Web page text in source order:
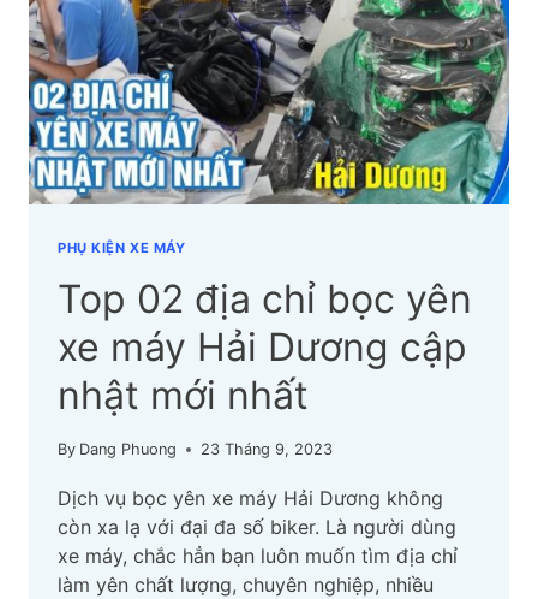
GIANG
CẬP
NHẬT
MỚI
NHẤT
PHỤ KIỆN XE MÁY
Top 02 địa chỉ bọc yên
xe máy Hải Dương cập
nhật mới nhất
By Dang Phuong 23 Tháng 9, 2023
Dịch vụ bọc yên xe máy Hải Dương không
còn xa lạ với đại đa số biker. Là người dùng
xe máy, chắc hẳn bạn luôn muốn tìm địa chỉ
làm yên chất lượng, chuyên nghiệp, nhiều